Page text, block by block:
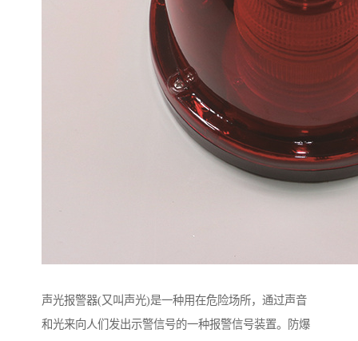
声光报警器(又叫声光)是一种用在危险场所，通过声音
和光来向人们发出示警信号的一种报警信号装置。防爆